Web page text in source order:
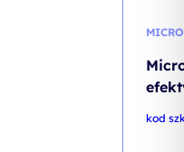
kod